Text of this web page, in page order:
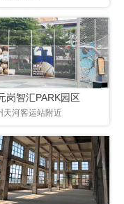
岗智汇PARK园区
天河客运站附近